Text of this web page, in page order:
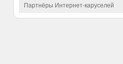
Партнёры Интернет-каруселей